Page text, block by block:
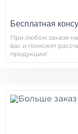
Бесплатная
При любом заказе
вас и поможет
продукции!